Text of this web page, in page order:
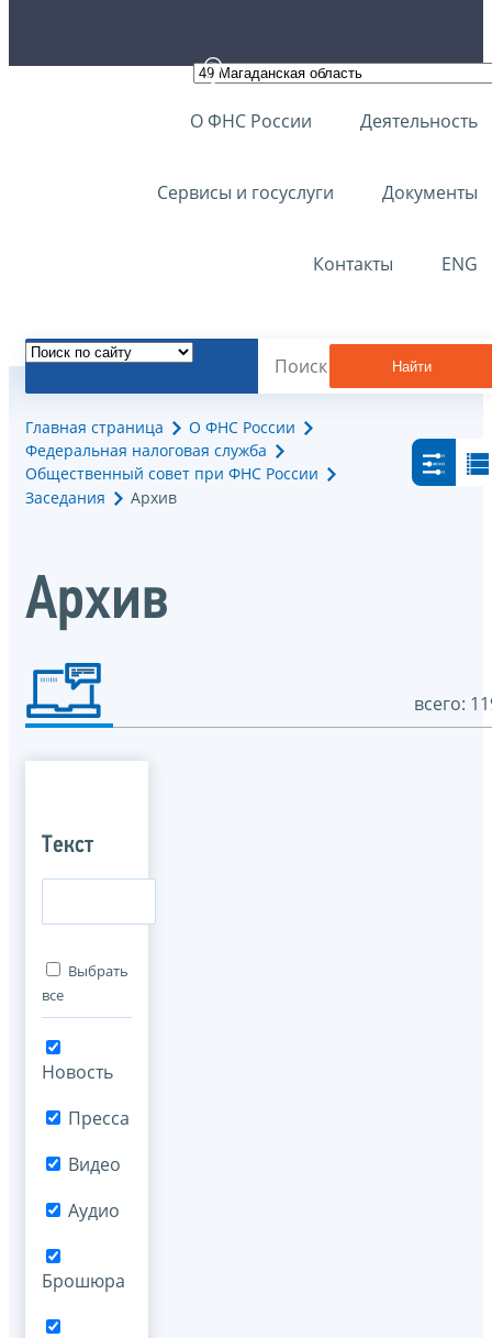
О ФНС России Деятельность
Сервисы и госуслуги Документы
Контакты ENG
Найти
Главная страница
О ФНС России
Федеральная налоговая служба
Общественный совет при ФНС России
Заседания
Архив
Архив
всего:
Текст
Выбрать
все
Новость
Пресса
Видео
Аудио
Брошюра